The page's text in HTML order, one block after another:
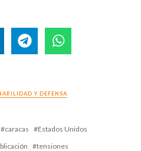
Y DEFENSA
caracas
Estados Unidos
tensiones